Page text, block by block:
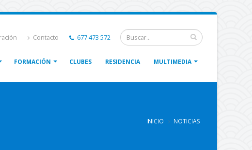
Contacto 677 473 572
FORMACIÓN CLUBES RESIDENCIA MULTIMEDIA
INICIO NOTICIAS